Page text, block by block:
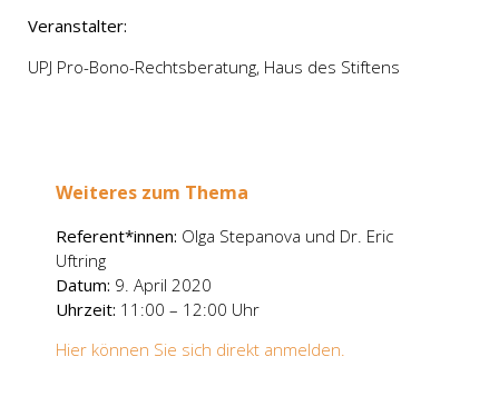
Ver­an­stal­ter:
UPJ Pro-Bono-Rechts­be­ra­tung, Haus des Stif­tens
Wei­te­res zum The­ma
Referent*innen: Olga Ste­pa­no­va und Dr. Eric
Uftring
Datum: 9. April 2020
Uhr­zeit: 11:00 – 12:00 Uhr
Hier kön­nen Sie sich direkt anmel­den.